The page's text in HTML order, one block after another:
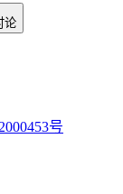
论
号